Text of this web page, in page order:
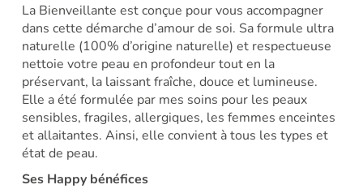
La Bienveillante est conçue pour vous accompagner
dans cette démarche d’amour de soi. Sa formule ultra
naturelle (100% d’origine naturelle) et respectueuse
nettoie votre peau en profondeur tout en la
préservant, la laissant fraîche, douce et lumineuse.​
Elle a été formulée par mes soins pour les peaux
sensibles, fragiles, allergiques, les femmes enceintes
et allaitantes. Ainsi, elle convient à tous les types et
état de peau.
Ses Happy bénéfices